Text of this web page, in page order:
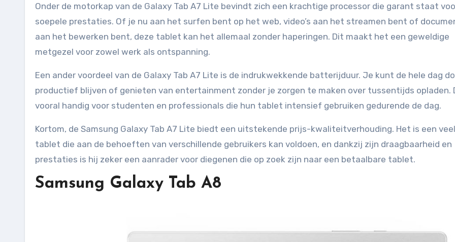
Onder de motorkap van de Galaxy Tab A7 Lite bevindt zich een krachtige processor die garant staat
soepele prestaties. Of je nu aan het surfen bent op het web, video’s aan het streamen bent of
aan het bewerken bent, deze tablet kan het allemaal zonder haperingen. Dit maakt het een geweldige
metgezel voor zowel werk als ontspanning.
Een ander voordeel van de Galaxy Tab A7 Lite is de indrukwekkende batterijduur. Je kunt de hele dag
productief blijven of genieten van entertainment zonder je zorgen te maken over tussentijds opladen.
vooral handig voor studenten en professionals die hun tablet intensief gebruiken gedurende de dag.
Kortom, de Samsung Galaxy Tab A7 Lite biedt een uitstekende prijs-kwaliteitverhouding. Het is een
tablet die aan de behoeften van verschillende gebruikers kan voldoen, en dankzij zijn draagbaarheid en
prestaties is hij zeker een aanrader voor diegenen die op zoek zijn naar een betaalbare tablet.
Samsung Galaxy Tab A8